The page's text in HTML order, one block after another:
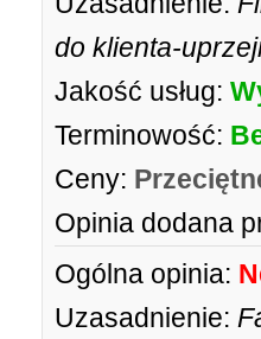
do klienta-
Jakość usług:
Terminowość:
Ceny:
Opinia dodana
Ogólna opinia:
Uzasadnienie: